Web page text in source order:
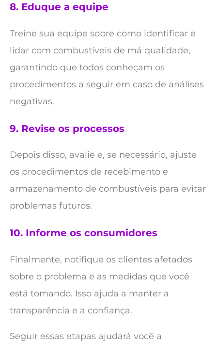
8. Eduque a equipe
Treine sua equipe sobre como identificar e
lidar com combustíveis de má qualidade,
garantindo que todos conheçam os
procedimentos a seguir em caso de análises
negativas.
9. Revise os processos
Depois disso, avalie e, se necessário, ajuste
os procedimentos de recebimento e
armazenamento de combustíveis para evitar
problemas futuros.
10. Informe os consumidores
Finalmente, notifique os clientes afetados
sobre o problema e as medidas que você
está tomando. Isso ajuda a manter a
transparência e a confiança.
Seguir essas etapas ajudará você a